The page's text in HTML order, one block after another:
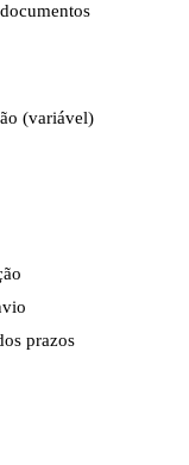
documentos
(variável)
prazos